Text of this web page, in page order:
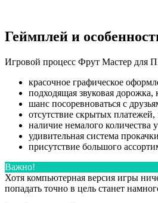
Геймплей и
Игровой процесс Фрут Мастер для
красочное графическое
подходящая звуковая
шанс посоревноваться с
отсутствие скрытых
наличие немалого количества
удивительная система
присутствие большого
Важно!
Хотя компьютерная версия игры
попадать точно в цель станет